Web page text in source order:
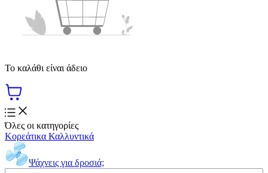
Το καλάθι είναι άδειο
Όλες οι κατηγορίες
Κορεάτικα Καλλυντικά
Ψάχνεις για δροσιά;